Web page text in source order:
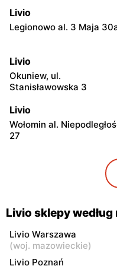
Livio
Legionowo al. 3 Maja
Livio
Okuniew, ul.
Stanisławowska 3
Livio
Wołomin al.
27
Otwock, ul. Warszawska
Livio
Wołomin, ul. Szosa
Jadowska 14B
Livio
Livio sklepy według
Livio Warszawa
(woj. mazowieckie)
Livio Poznań